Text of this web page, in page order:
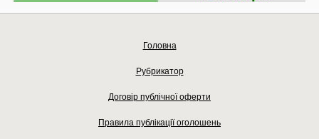
Головна
Рубрикатор
Договір публічної оферти
Правила публікації оголошень